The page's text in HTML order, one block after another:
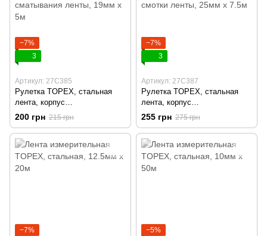
−7%
3
Артикул: 27C385
Рулетка TOPEX, стальная
лента, корпус
двухкомпонентный,
автоматическая блокировка
сматывания ленты, 19мм х 5м
200 грн 215 грн
−7%
3
Артикул: 27C387
Рулетка TOPEX, стальная
лента, корпус
двухкомпонентный,
автоматическая блокировка
смотки ленты, 25мм х 7.5м
255 грн 275 грн
−7%
−5%